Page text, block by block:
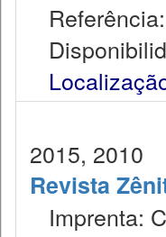
2015, 2010
Revista
Imprenta: